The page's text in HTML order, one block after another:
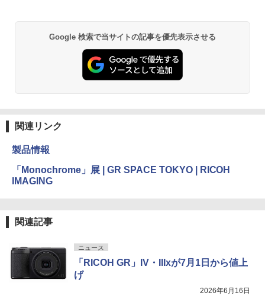
Google 検索で当サイトの記事を優先表示させる
関連リンク
製品情報
「Monochrome」展 | GR SPACE TOKYO | RICOH
IMAGING
関連記事
ニュース
「RICOH GR」IV・IIIxが7月1日から値上
げ
2026年6月16日